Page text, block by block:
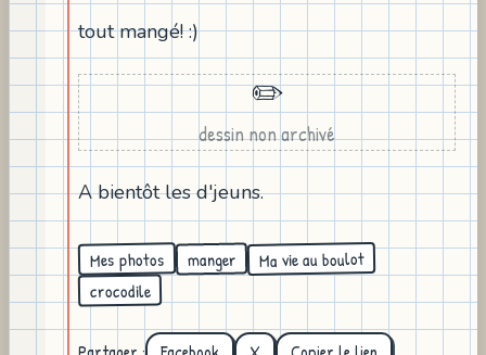
tout mangé! :)
✏️
dessin non archivé
A bientôt les d'jeuns.
Mes photos manger Ma vie au boulot
crocodile